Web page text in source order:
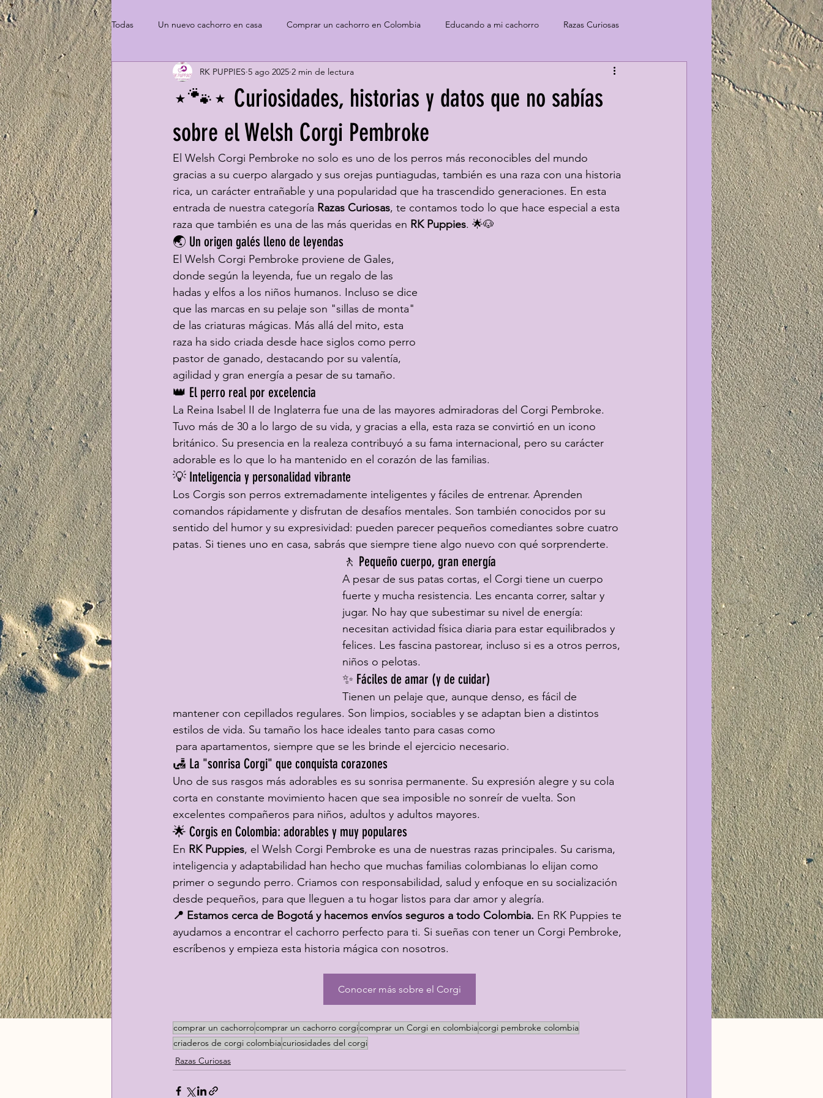
Todas Un nuevo cachorro en casa Comprar un cachorro en Colombia Educando a mi cachorro Razas Curiosas
⋆🐾⋆ Curiosidades, historias y datos que no sabías
sobre el Welsh Corgi Pembroke
RK PUPPIES 5 ago 2025 2 min de lectura
El Welsh Corgi Pembroke no solo es uno de los perros más reconocibles del mundo
gracias a su cuerpo alargado y sus orejas puntiagudas, también es una raza con una historia
rica, un carácter entrañable y una popularidad que ha trascendido generaciones. En esta
entrada de nuestra categoría Razas Curiosas, te contamos todo lo que hace especial a esta
raza que también es una de las más queridas en RK Puppies. 🌟🐶
🌏 Un origen galés lleno de leyendas
El Welsh Corgi Pembroke proviene de Gales,
donde según la leyenda, fue un regalo de las
hadas y elfos a los niños humanos. Incluso se dice
que las marcas en su pelaje son "sillas de monta"
de las criaturas mágicas. Más allá del mito, esta
raza ha sido criada desde hace siglos como perro
pastor de ganado, destacando por su valentía,
agilidad y gran energía a pesar de su tamaño.
👑 El perro real por excelencia
La Reina Isabel II de Inglaterra fue una de las mayores admiradoras del Corgi Pembroke.
Tuvo más de 30 a lo largo de su vida, y gracias a ella, esta raza se convirtió en un icono
británico. Su presencia en la realeza contribuyó a su fama internacional, pero su carácter
adorable es lo que lo ha mantenido en el corazón de las familias.
💡 Inteligencia y personalidad vibrante
Los Corgis son perros extremadamente inteligentes y fáciles de entrenar. Aprenden
comandos rápidamente y disfrutan de desafíos mentales. Son también conocidos por su
sentido del humor y su expresividad: pueden parecer pequeños comediantes sobre cuatro
patas. Si tienes uno en casa, sabrás que siempre tiene algo nuevo con qué sorprenderte.
🚶️ Pequeño cuerpo, gran energía
A pesar de sus patas cortas, el Corgi tiene un cuerpo
fuerte y mucha resistencia. Les encanta correr, saltar y
jugar. No hay que subestimar su nivel de energía:
necesitan actividad física diaria para estar equilibrados y
felices. Les fascina pastorear, incluso si es a otros perros,
niños o pelotas.
✨ Fáciles de amar (y de cuidar)
Tienen un pelaje que, aunque denso, es fácil de
mantener con cepillados regulares. Son limpios, sociables y se adaptan bien a distintos
estilos de vida. Su tamaño los hace ideales tanto para casas como
para apartamentos, siempre que se les brinde el ejercicio necesario.
🛃 La "sonrisa Corgi" que conquista corazones
Uno de sus rasgos más adorables es su sonrisa permanente. Su expresión alegre y su cola
corta en constante movimiento hacen que sea imposible no sonreír de vuelta. Son
excelentes compañeros para niños, adultos y adultos mayores.
🌟 Corgis en Colombia: adorables y muy populares
En RK Puppies, el Welsh Corgi Pembroke es una de nuestras razas principales. Su carisma,
inteligencia y adaptabilidad han hecho que muchas familias colombianas lo elijan como
primer o segundo perro. Criamos con responsabilidad, salud y enfoque en su socialización
desde pequeños, para que lleguen a tu hogar listos para dar amor y alegría.
📍 Estamos cerca de Bogotá y hacemos envíos seguros a todo Colombia. En RK Puppies te
ayudamos a encontrar el cachorro perfecto para ti. Si sueñas con tener un Corgi Pembroke,
escríbenos y empieza esta historia mágica con nosotros.
Conocer más sobre el Corgi
comprar un cachorrocomprar un cachorro corgicomprar un Corgi en colombiacorgi pembroke colombia
criaderos de corgi colombiacuriosidades del corgi
Razas Curiosas